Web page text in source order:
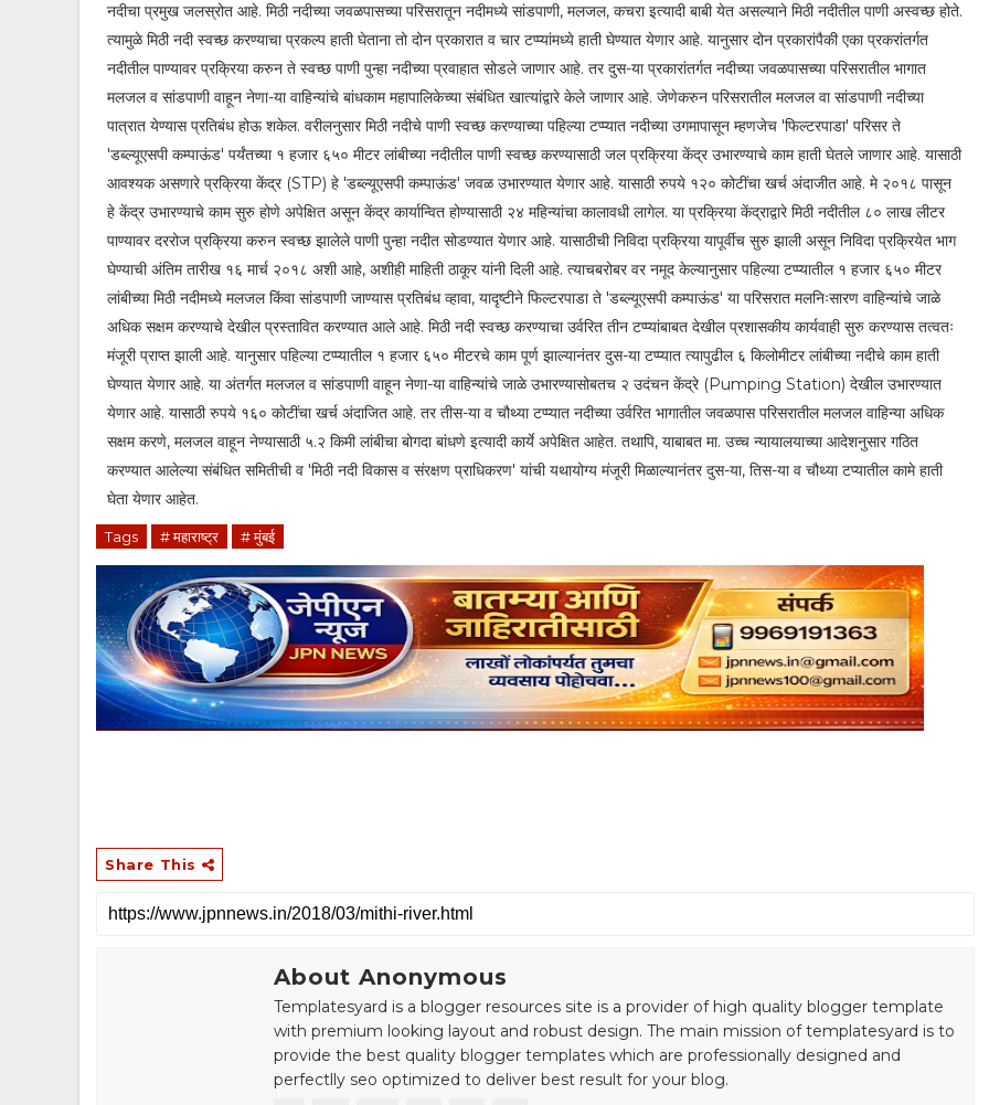
नदीचा प्रमुख जलस्रोत आहे. मिठी नदीच्या जवळपासच्या परिसरातून नदीमध्ये सांडपाणी, मलजल, कचरा इत्यादी बाबी येत असल्याने मिठी नदीतील पाणी अस्वच्छ होते.
त्यामुळे मिठी नदी स्वच्छ करण्याचा प्रकल्प हाती घेताना तो दोन प्रकारात व चार टप्प्यांमध्ये हाती घेण्यात येणार आहे. यानुसार दोन प्रकारांपैकी एका प्रकरांतर्गत
नदीतील पाण्यावर प्रक्रिया करुन ते स्वच्छ पाणी पुन्हा नदीच्या प्रवाहात सोडले जाणार आहे. तर दुस-या प्रकारांतर्गत नदीच्या जवळपासच्या परिसरातील भागात
मलजल व सांडपाणी वाहून नेणा-या वाहिन्यांचे बांधकाम महापालिकेच्या संबंधित खात्यांद्वारे केले जाणार आहे. जेणेकरुन परिसरातील मलजल वा सांडपाणी नदीच्या
पात्रात येण्यास प्रतिबंध होऊ शकेल. वरीलनुसार मिठी नदीचे पाणी स्वच्छ करण्याच्या पहिल्या टप्प्यात नदीच्या उगमापासून म्हणजेच 'फिल्टरपाडा' परिसर ते
'डब्ल्यूएसपी कम्पाऊंड' पर्यंतच्या १ हजार ६५० मीटर लांबीच्या नदीतील पाणी स्वच्छ करण्यासाठी जल प्रक्रिया केंद्र उभारण्याचे काम हाती घेतले जाणार आहे. यासाठी
आवश्यक असणारे प्रक्रिया केंद्र (STP) हे 'डब्ल्यूएसपी कम्पाऊंड' जवळ उभारण्यात येणार आहे. यासाठी रुपये १२० कोटींचा खर्च अंदाजीत आहे. मे २०१८ पासून
हे केंद्र उभारण्याचे काम सुरु होणे अपेक्षित असून केंद्र कार्यान्वित होण्यासाठी २४ महिन्यांचा कालावधी लागेल. या प्रक्रिया केंद्राद्वारे मिठी नदीतील ८० लाख लीटर
पाण्यावर दररोज प्रक्रिया करुन स्वच्छ झालेले पाणी पुन्हा नदीत सोडण्यात येणार आहे. यासाठीची निविदा प्रक्रिया यापूर्वीच सुरु झाली असून निविदा प्रक्रियेत भाग
घेण्याची अंतिम तारीख १६ मार्च २०१८ अशी आहे, अशीही माहिती ठाकूर यांनी दिली आहे. त्याचबरोबर वर नमूद केल्यानुसार पहिल्या टप्प्यातील १ हजार ६५० मीटर
लांबीच्या मिठी नदीमध्ये मलजल किंवा सांडपाणी जाण्यास प्रतिबंध व्हावा, यादृष्टीने फिल्टरपाडा ते 'डब्ल्यूएसपी कम्पाऊंड' या परिसरात मलनिःसारण वाहिन्यांचे जाळे
अधिक सक्षम करण्याचे देखील प्रस्तावित करण्यात आले आहे. मिठी नदी स्वच्छ करण्याचा उर्वरित तीन टप्प्यांबाबत देखील प्रशासकीय कार्यवाही सुरु करण्यास तत्वतः
मंजूरी प्राप्त झाली आहे. यानुसार पहिल्या टप्प्यातील १ हजार ६५० मीटरचे काम पूर्ण झाल्यानंतर दुस-या टप्प्यात त्यापुढील ६ किलोमीटर लांबीच्या नदीचे काम हाती
घेण्यात येणार आहे. या अंतर्गत मलजल व सांडपाणी वाहून नेणा-या वाहिन्यांचे जाळे उभारण्यासोबतच २ उदंचन केंद्रे (Pumping Station) देखील उभारण्यात
येणार आहे. यासाठी रुपये १६० कोटींचा खर्च अंदाजित आहे. तर तीस-या व चौथ्या टप्प्यात नदीच्या उर्वरित भागातील जवळपास परिसरातील मलजल वाहिन्या अधिक
सक्षम करणे, मलजल वाहून नेण्यासाठी ५.२ किमी लांबीचा बोगदा बांधणे इत्यादी कार्ये अपेक्षित आहेत. तथापि, याबाबत मा. उच्च न्यायालयाच्या आदेशनुसार गठित
करण्यात आलेल्या संबंधित समितीची व 'मिठी नदी विकास व संरक्षण प्राधिकरण' यांची यथायोग्य मंजूरी मिळाल्यानंतर दुस-या, तिस-या व चौथ्या टप्यातील कामे हाती
घेता येणार आहेत.
Tags # महाराष्ट्र # मुंबई
Share This
About Anonymous
Templatesyard is a blogger resources site is a provider of high quality blogger template
with premium looking layout and robust design. The main mission of templatesyard is to
provide the best quality blogger templates which are professionally designed and
perfectlly seo optimized to deliver best result for your blog.